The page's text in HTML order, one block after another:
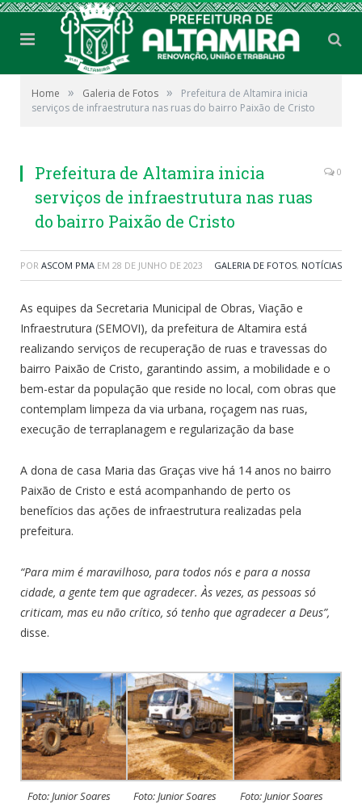
Home » Galeria de Fotos »
Prefeitura de Altamira inicia
serviços de infraestrutura nas ruas do bairro Paixão de Cristo
Prefeitura de Altamira inicia
serviços de infraestrutura nas ruas
do bairro Paixão de Cristo
0
POR ASCOM PMA EM 28 DE JUNHO DE 2023 GALERIA DE FOTOS, NOTÍCIAS
As equipes da Secretaria Municipal de Obras, Viação e
Infraestrutura (SEMOVI), da prefeitura de Altamira está
realizando serviços de recuperação de ruas e travessas do
bairro Paixão de Cristo, garantindo assim, a mobilidade e o
bem-estar da população que reside no local, com obras que
contemplam limpeza da via urbana, roçagem nas ruas,
execução de terraplanagem e regularização da base
A dona de casa Maria das Graças vive há 14 anos no bairro
Paixão de Cristo e está acompanhando de perto os
benefícios das ações de infraestrutura realizadas pela
prefeitura.
“Para mim é maravilhoso, para todos nós e para a nossa
cidade, a gente tem que agradecer. Às vezes, as pessoas só
criticam, mas eu não crítico, só tenho que agradecer a Deus”,
disse.
Foto: Junior Soares Foto: Junior Soares Foto: Junior Soares